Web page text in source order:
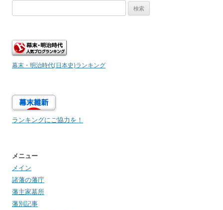
索:
幕末・明治時代(日本史)ランキング
ランキングにご協力を！
メニュー
メイン
諸藩の藩庁
藩主家墓所
藩別記事